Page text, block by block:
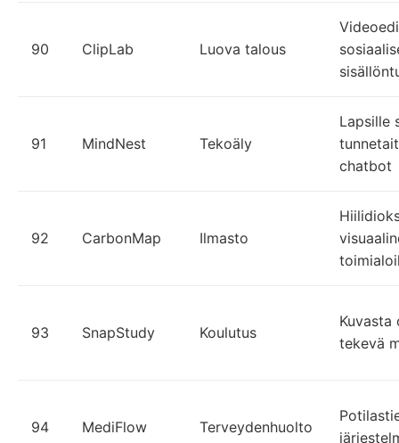
90 ClipLab Luova talous
91 MindNest Tekoäly
Lapsille
chatbot
92 CarbonMap Ilmasto
93 SnapStudy Koulutus
Kuvasta
tekevä
94 MediFlow Terveydenhuolto